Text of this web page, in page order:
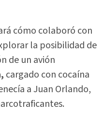
cómo colaboró con
la posibilidad de
de un avión
cargado con cocaína
a Juan Orlando,